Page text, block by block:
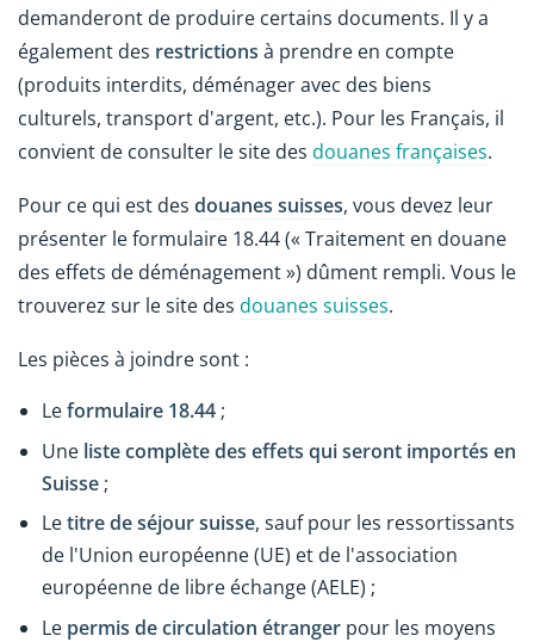
demanderont de produire certains documents. Il y a
également des restrictions à prendre en compte
(produits interdits, déménager avec des biens
culturels, transport d'argent, etc.). Pour les Français, il
convient de consulter le site des douanes françaises.
Pour ce qui est des douanes suisses, vous devez leur
présenter le formulaire 18.44 (« Traitement en douane
des effets de déménagement ») dûment rempli. Vous le
trouverez sur le site des douanes suisses.
Les pièces à joindre sont :
Leformulaire 18.44;
Une liste complète des effets qui seront importés en
Suisse ;
Letitre de séjour suisse, sauf pour les ressortissants
de l'Union européenne (UE) et de l'association
européenne de libre échange (AELE) ;
Le permis de circulation étranger pour les moyens